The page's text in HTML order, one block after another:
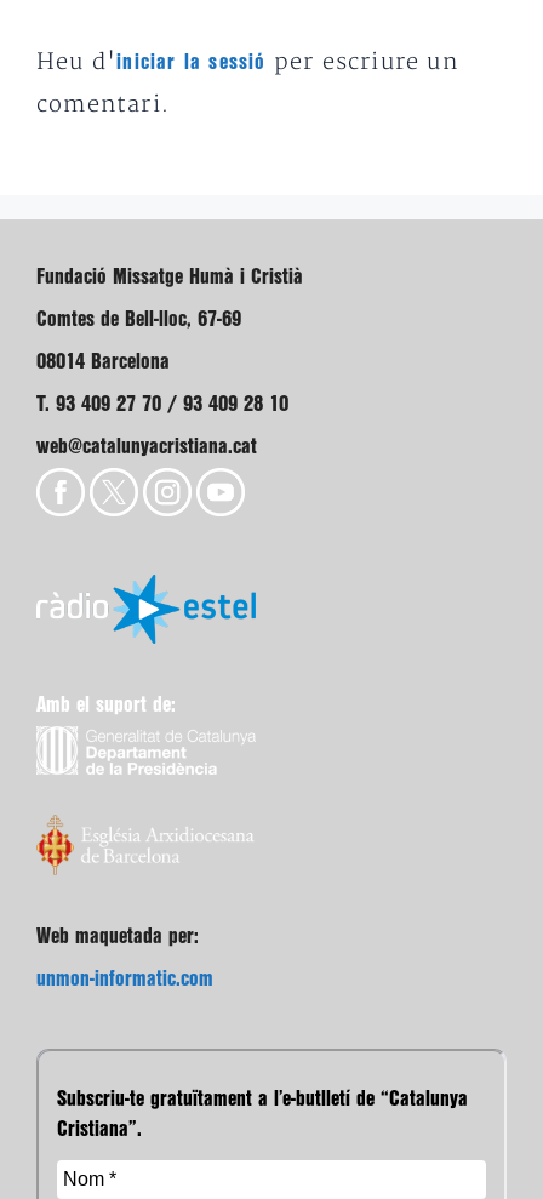
Heu d'iniciar la sessió
per escriure un
comentari.
Fundació Missatge Humà i Cristià
Comtes de Bell-lloc, 67-69
08014 Barcelona
T. 93 409 27 70 / 93 409 28 10
web@catalunyacristiana.cat
Amb el suport de:
Web maquetada per:
unmon-informatic.com
Subscriu-te gratuïtament a l’e-butlletí de “Catalunya
Cristiana”.